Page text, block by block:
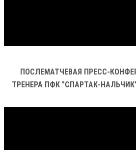
ПОСЛЕМАТЧЕВАЯ ПРЕСС-
ТРЕНЕРА ПФК "СПАРТАК-